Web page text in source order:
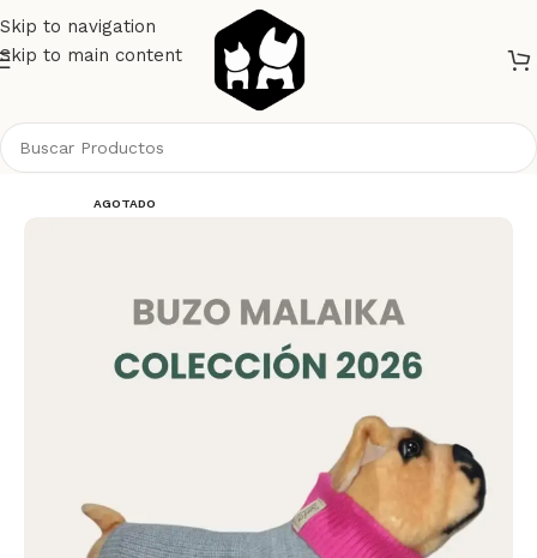
Skip to navigation
Skip to main content
AGOTADO